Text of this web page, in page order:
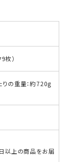
枚）
の重量：約720g
以上の商品をお届